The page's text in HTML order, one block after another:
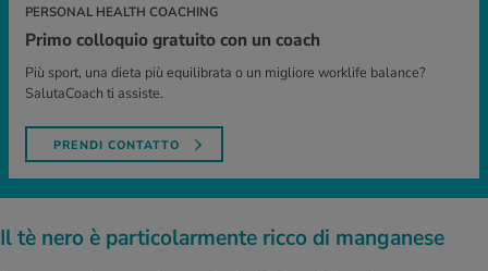
PERSONAL HEALTH COACHING
Primo colloquio gratuito con un coach
Più sport, una dieta più equilibrata o un migliore worklife balance?
SalutaCoach ti assiste.
PRENDI CONTATTO
Il tè nero è particolarmente ricco di manganese